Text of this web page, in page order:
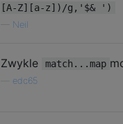
[A-Z][a-z])/g,'$& ')
Neil
Zwykle match...map
edc65